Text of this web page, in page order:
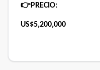
👉PRECIO:
US$5,200,000